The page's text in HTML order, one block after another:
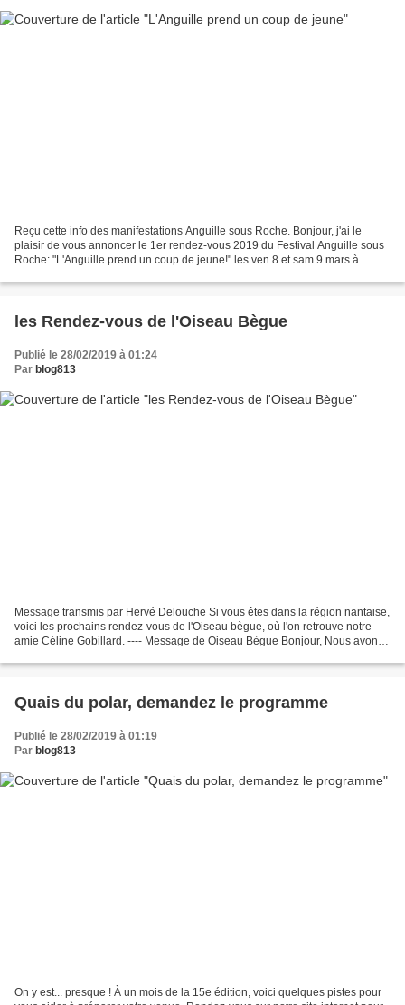
Reçu cette info des manifestations Anguille sous Roche. Bonjour, j'ai le
plaisir de vous annoncer le 1er rendez-vous 2019 du Festival Anguille sous
Roche: "L'Anguille prend un coup de jeune!" les ven 8 et sam 9 mars à
les Rendez-vous de l'Oiseau Bègue
Publié le 28/02/2019 à 01:24
Par blog813
Message transmis par Hervé Delouche Si vous êtes dans la région nantaise,
voici les prochains rendez-vous de l'Oiseau bègue, où l'on retrouve notre
amie Céline Gobillard. ---- Message de Oiseau Bègue Bonjour, Nous avons
Quais du polar, demandez le programme
Publié le 28/02/2019 à 01:19
Par blog813
On y est... presque ! À un mois de la 15e édition, voici quelques pistes pour